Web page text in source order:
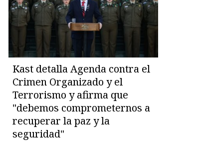
Kast detalla Agenda contra el
Crimen Organizado y el
Terrorismo y afirma que
"debemos comprometernos a
recuperar la paz y la
seguridad"